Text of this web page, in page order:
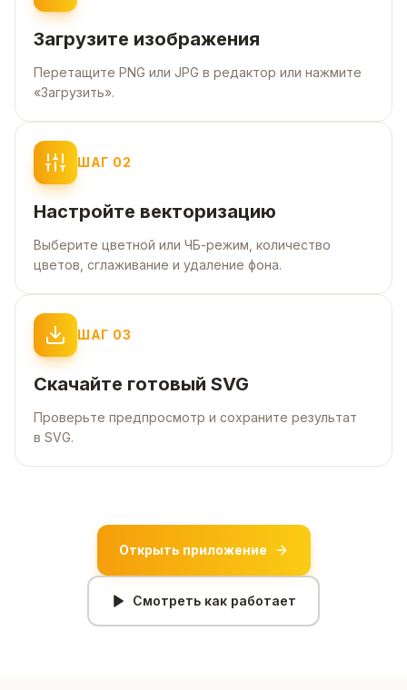
Загрузите изображения
Перетащите PNG или JPG в редактор или нажмите
«Загрузить».
ШАГ 02
Настройте векторизацию
Выберите цветной или ЧБ-режим, количество
цветов, сглаживание и удаление фона.
ШАГ 03
Скачайте готовый SVG
Проверьте предпросмотр и сохраните результат
в SVG.
Открыть приложение
Смотреть как работает